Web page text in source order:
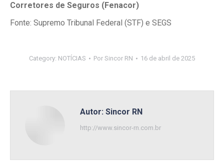
Corretores de Seguros (Fenacor)
Fonte: Supremo Tribunal Federal (STF) e SEGS
Category: NOTÍCIAS Por Sincor RN 16 de abril de 2025
Autor: Sincor RN
http://www.sincor-rn.com.br